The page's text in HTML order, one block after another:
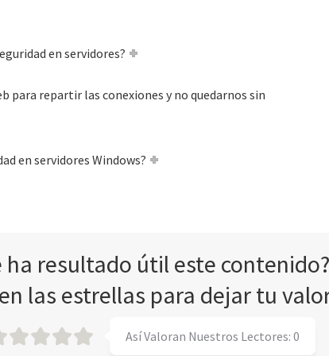
en servidores?
para repartir las conexiones y no quedarnos sin
en servidores Windows?
ha resultado útil este contenido?
las estrellas para dejar tu
Así Valoran Nuestros Lectores: 0